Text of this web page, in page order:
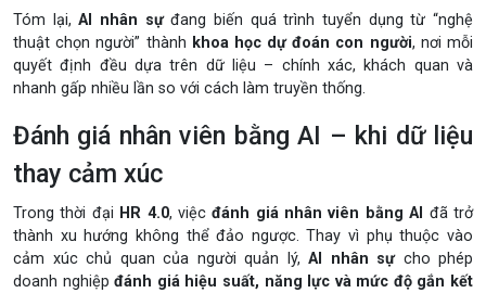
Tóm lại,AI nhân sựđang biến quá trình tuyển dụng từ “nghệ
thuật chọn người” thành khoa học dự đoán con người, nơi mỗi
quyết định đều dựa trên dữ liệu – chính xác, khách quan và
nhanh gấp nhiều lần so với cách làm truyền thống.
Đánh giá nhân viên bằng AI – khi dữ liệu
thay cảm xúc
Trong thời đại HR 4.0, việcđánh giá nhân viên bằng AI đã trở
thành xu hướng không thể đảo ngược. Thay vì phụ thuộc vào
cảm xúc chủ quan của người quản lý, AI nhân sựcho phép
doanh nghiệpđánh giá hiệu suất, năng lực và mức độ gắn kết